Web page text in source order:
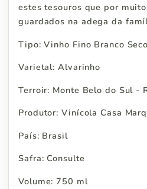
estes tesouros que por
guardados na adega da
Tipo: Vinho Fino Branco Seco
Varietal: Alvarinho
Terroir: Monte Belo do Sul -
Produtor: Vinícola Casa
País: Brasil
Safra: Consulte
Volume: 750 ml